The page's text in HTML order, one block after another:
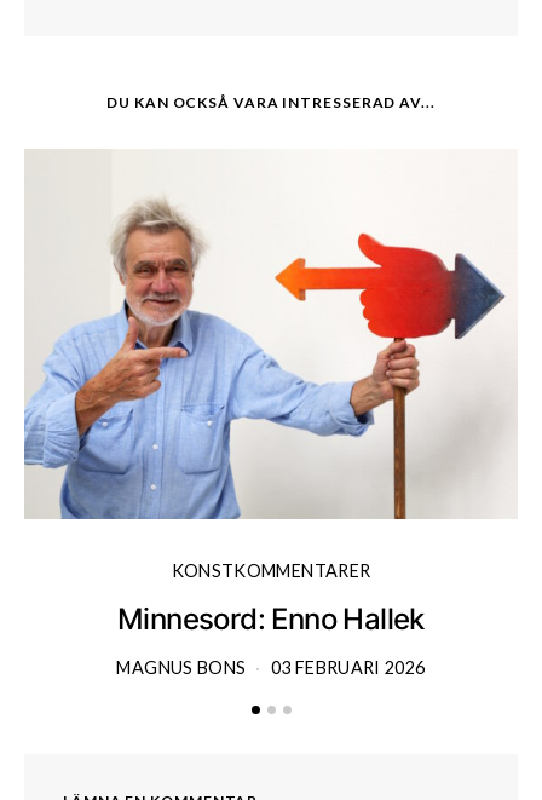
DU KAN OCKSÅ VARA INTRESSERAD AV...
KONSTKOMMENTARER
Minnesord: Enno Hallek
MAGNUS BONS 03 FEBRUARI 2026